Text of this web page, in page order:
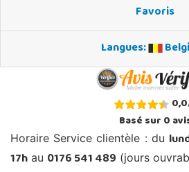
Favoris
Langues:
0,0
Basé sur0
Horaire Service clientèle : du
17h au 0176 541 489 (jours